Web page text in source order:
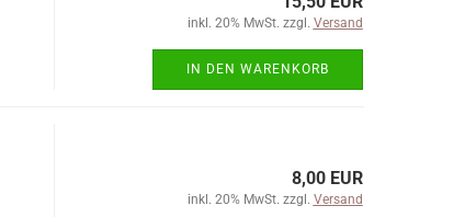
inkl. 20% MwSt. zzgl. Versand
IN DEN WARENKORB
8,00 EUR
inkl. 20% MwSt. zzgl. Versand